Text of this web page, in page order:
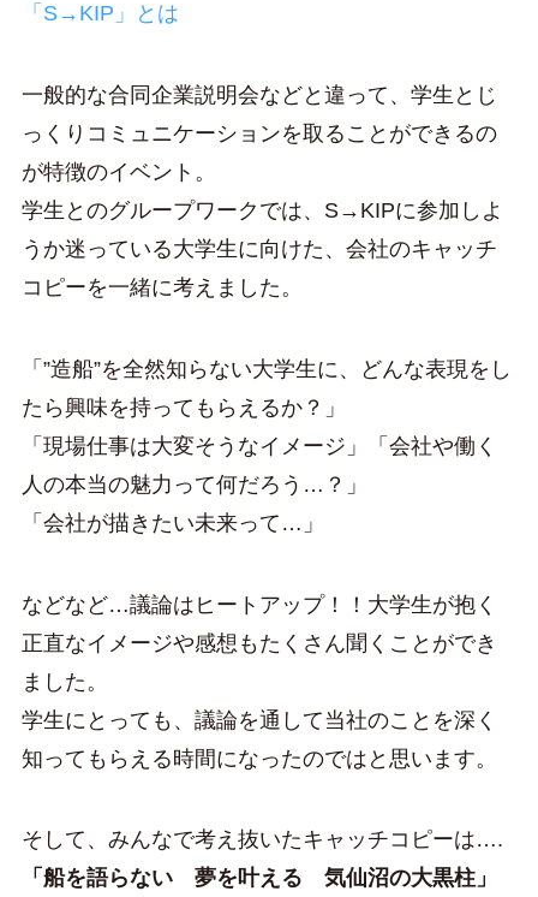
「S→KIP」とは
一般的な合同企業説明会などと違って、学生とじ
っくりコミュニケーションを取ることができるの
が特徴のイベント。
学生とのグループワークでは、S→KIPに参加しよ
うか迷っている大学生に向けた、会社のキャッチ
コピーを一緒に考えました。
「”造船”を全然知らない大学生に、どんな表現をし
たら興味を持ってもらえるか？」
「現場仕事は大変そうなイメージ」「会社や働く
人の本当の魅力って何だろう…？」
「会社が描きたい未来って…」
などなど…議論はヒートアップ！！大学生が抱く
正直なイメージや感想もたくさん聞くことができ
ました。
学生にとっても、議論を通して当社のことを深く
知ってもらえる時間になったのではと思います。
そして、みんなで考え抜いたキャッチコピーは….
「船を語らない 夢を叶える 気仙沼の大黒柱」